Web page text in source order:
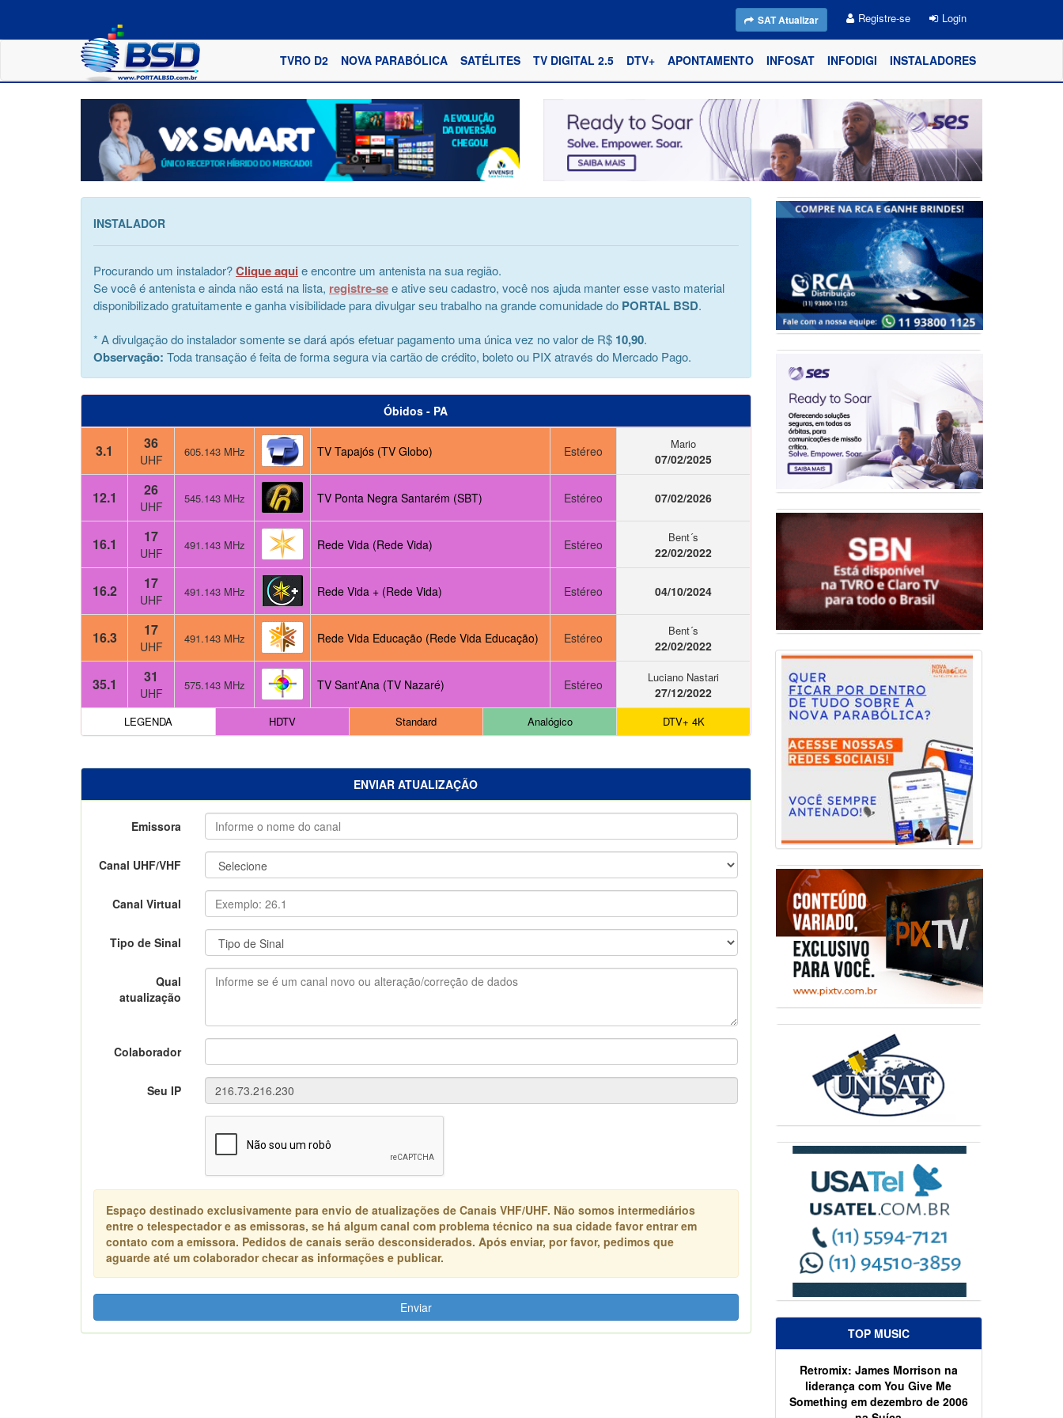
SAT Atualizar Registre-se Login
TVRO D2 NOVA PARABÓLICA SATÉLITES TV DIGITAL 2.5 DTV+ APONTAMENTO INFOSAT INFODIGI INSTALADORES
INSTALADOR
Procurando um instalador?Clique aqui e encontre um antenista na sua região.
Se você é antenista e ainda não está na lista, registre-see ative seu cadastro, você nos ajuda manter esse vasto material
disponibilizado gratuitamente e ganha visibilidade para divulgar seu trabalho na grande comunidade do PORTAL BSD.
* A divulgação do instalador somente se dará após efetuar pagamento uma única vez no valor de R$ 10,90.
Observação: Toda transação é feita de forma segura via cartão de crédito, boleto ou PIX através do Mercado Pago.
Óbidos - PA
3.1 36
UHF
605.143 MHz TV Tapajós (TV Globo) Estéreo Mario
07/02/2025
12.1 26
UHF
545.143 MHz TV Ponta Negra Santarém (SBT) Estéreo 07/02/2026
16.1 17
UHF
491.143 MHz Rede Vida (Rede Vida) Estéreo Bent´s
22/02/2022
16.2 17
UHF
491.143 MHz Rede Vida + (Rede Vida) Estéreo 04/10/2024
16.3 17
UHF
491.143 MHz Rede Vida Educação (Rede Vida Educação) Estéreo Bent´s
22/02/2022
35.1 31
UHF
575.143 MHz TV Sant'Ana (TV Nazaré) Estéreo Luciano Nastari
27/12/2022
LEGENDA HDTV Standard Analógico DTV+ 4K
ENVIAR ATUALIZAÇÃO
Emissora
Canal UHF/VHF
Canal Virtual
Tipo de Sinal
Qual
atualização
Colaborador
Seu IP
Espaço destinado exclusivamente para envio de atualizações de Canais VHF/UHF. Não somos intermediários
entre o telespectador e as emissoras, se há algum canal com problema técnico na sua cidade favor entrar em
contato com a emissora. Pedidos de canais serão desconsiderados. Após enviar, por favor, pedimos que
aguarde até um colaborador checar as informações e publicar.
Enviar
TOP MUSIC
Retromix: James Morrison na
liderança com You Give Me
Something em dezembro de 2006